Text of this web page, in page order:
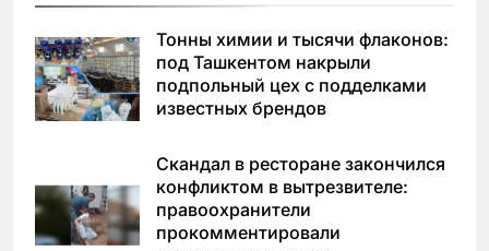
Тонны химии и тысячи флаконов:
под Ташкентом накрыли
подпольный цех с подделками
известных брендов
Скандал в ресторане закончился
конфликтом в вытрезвителе:
правоохранители
прокомментировали